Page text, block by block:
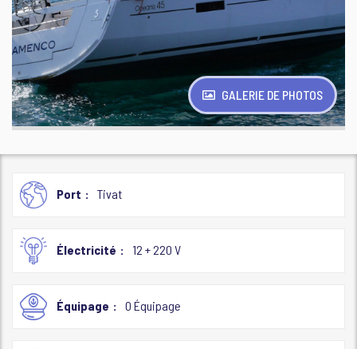
GALERIE DE PHOTOS
Port Tivat
Électricité 12 + 220 V
Équipage 0 Équipage